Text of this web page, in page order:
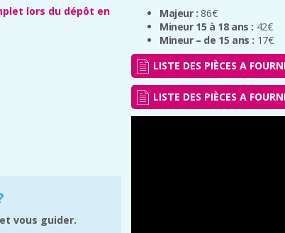
lors du dépôt en
vous guider.
Majeur : 86€
Mineur 15 à 18 ans : 42€
Mineur – de 15 ans : 17€
LISTE DES PIÈCES A
LISTE DES PIÈCES A